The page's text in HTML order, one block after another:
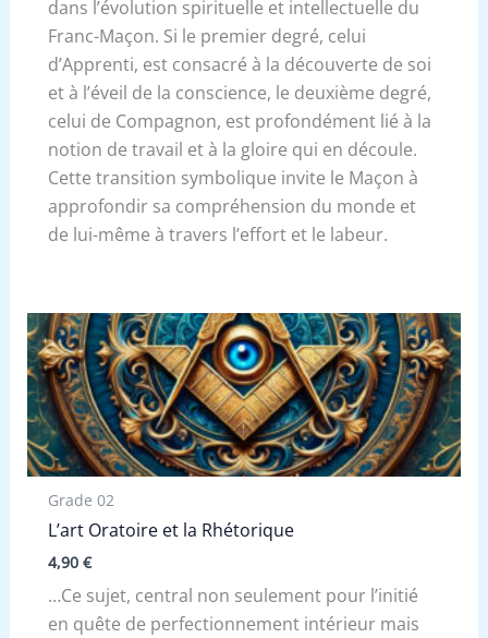
dans l’évolution spirituelle et intellectuelle du
Franc-Maçon. Si le premier degré, celui
d’Apprenti, est consacré à la découverte de soi
et à l’éveil de la conscience, le deuxième degré,
celui de Compagnon, est profondément lié à la
notion de travail et à la gloire qui en découle.
Cette transition symbolique invite le Maçon à
approfondir sa compréhension du monde et
de lui-même à travers l’effort et le labeur.
Grade 02
L’art Oratoire et la Rhétorique
4,90 €
…Ce sujet, central non seulement pour l’initié
en quête de perfectionnement intérieur mais